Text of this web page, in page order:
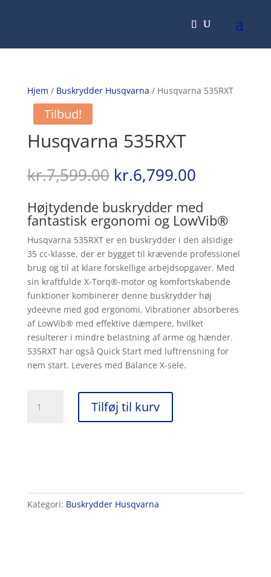
Hjem / Buskrydder Husqvarna / Husqvarna 535RXT
Tilbud!
Husqvarna 535RXT
kr.7,599.00 Den
oprindelige
pris
var:
kr.7,599.00.
kr.6,799.00Den
pris
er:
Højtydende buskrydder med
fantastisk ergonomi og LowVib®
Husqvarna 535RXT er en buskrydder i den alsidige
35 cc-klasse, der er bygget til krævende professionel
brug og til at klare forskellige arbejdsopgaver. Med
sin kraftfulde X-Torq®-motor og komfortskabende
funktioner kombinerer denne buskrydder høj
ydeevne med god ergonomi. Vibrationer absorberes
af LowVib® med effektive dæmpere, hvilket
resulterer i mindre belastning af arme og hænder.
535RXT har også Quick Start med luftrensning for
nem start. Leveres med Balance X-sele.
535RXT
Tilføj til kurv
Kategori: Buskrydder Husqvarna